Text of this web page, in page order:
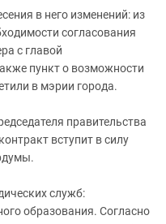
в него изменений: из
согласования
с главой
пункт о возможности
в мэрии города.
правительства
вступит в силу
служб:
образования. Согласно